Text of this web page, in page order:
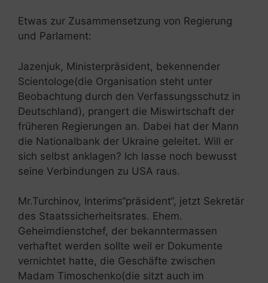
Etwas zur Zusammensetzung von Regierung
und Parlament:
Jazenjuk, Ministerpräsident, bekennender
Scientologe(die Organisation steht unter
Beobachtung durch den Verfassungsschutz in
Deutschland), prangert die Miswirtschaft der
früheren Regierungen an. Dabei hat der Mann
die Nationalbank der Ukraine geleitet. Will er
sich selbst anklagen? Ich lasse noch bewusst
seine Verbindungen zu USA raus.
Mr.Turchinov, Interims“präsident“, jetzt Sekretär
des Staatssicherheitsrates. Ehem.
Geheimdienstchef, der bekanntermassen
verhaftet werden sollte weil er Dokumente
vernichtet hatte, die Geschäfte zwischen
Madam Timoschenko(die sitzt auch im